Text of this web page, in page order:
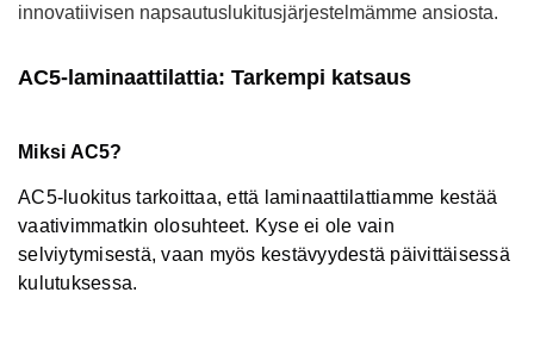
innovatiivisen napsautuslukitusjärjestelmämme ansiosta.
AC5-laminaattilattia: Tarkempi katsaus
Miksi AC5?
AC5-luokitus tarkoittaa, että laminaattilattiamme kestää
vaativimmatkin olosuhteet. Kyse ei ole vain
selviytymisestä, vaan myös kestävyydestä päivittäisessä
kulutuksessa.